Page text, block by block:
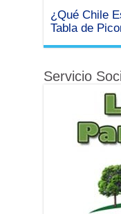
¿Qué Chile
Tabla de
Servicio